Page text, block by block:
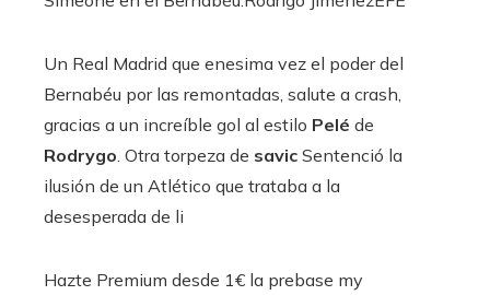
Un Real Madrid que enesima vez el poder del
Bernabéu por las remontadas, salute a crash,
gracias a un increíble gol al estilo Pelé de
Rodrygo. Otra torpeza de savic Sentenció la
ilusión de un Atlético que trataba a la
desesperada de li
Hazte Premium desde 1€ la prebase my